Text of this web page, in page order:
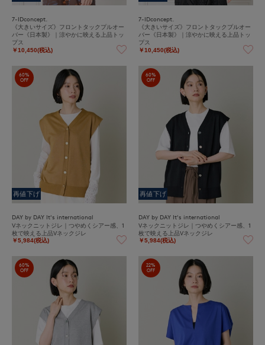
7-IDconcept.
《大きいサイズ》フロントタックプルオー
バー《日本製》｜涼やかに映える上品トッ
プス
￥10,450(税込)
7-IDconcept.
《大きいサイズ》フロントタックプルオー
バー《日本製》｜涼やかに映える上品トッ
プス
￥10,450(税込)
60%
OFF
再値下げ
DAY by DAY It's international
Vネックニットジレ｜つやめくシアー感、1
枚で映える上品Vネックジレ
￥5,984(税込)
60%
OFF
再値下げ
DAY by DAY It's international
Vネックニットジレ｜つやめくシアー感、1
枚で映える上品Vネックジレ
￥5,984(税込)
60%
OFF
22%
OFF